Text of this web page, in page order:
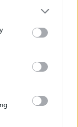
obvod
suchého počasí
obvod VI chce